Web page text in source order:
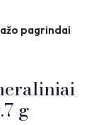
pagrindai
g